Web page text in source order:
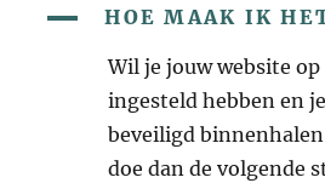
A HOE MAAK IK
Wil je jouw website
ingesteld hebben en
beveiligd
doe dan de volgende